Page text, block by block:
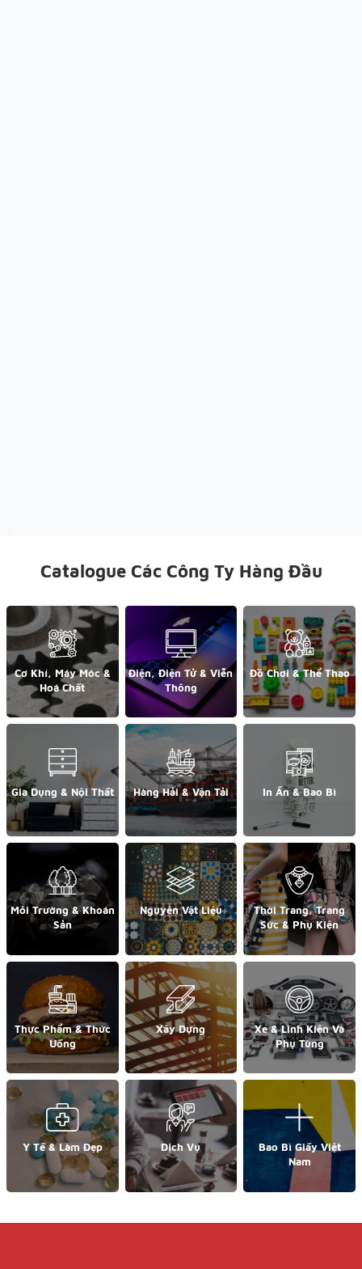
Catalogue Các Công Ty Hàng Đầu
Cơ Khí, Máy Móc &
Hoá Chất
Điện, Điện Tử & Viễn
Thông
Đồ Chơi & Thể Thao
Gia Dụng & Nội Thất Hàng Hải & Vận Tải In Ấn & Bao Bì
Môi Trường & Khoán
Sản
Nguyên Vật Liệu
Thời Trang, Trang
Sức & Phụ Kiện
Thực Phẩm & Thức
Uống
Xây Dựng
Xe & Linh Kiện Và
Phụ Tùng
Y Tế & Làm Đẹp Dịch Vụ
Bao Bì Giấy Việt
Nam